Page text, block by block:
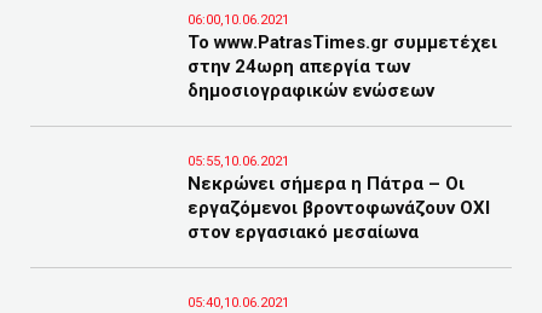
06:00,10.06.2021
Το www.PatrasTimes.gr συμμετέχει
στην 24ωρη απεργία των
δημοσιογραφικών ενώσεων
05:55,10.06.2021
Νεκρώνει σήμερα η Πάτρα – Οι
εργαζόμενοι βροντοφωνάζουν ΟΧΙ
στον εργασιακό μεσαίωνα
05:40,10.06.2021